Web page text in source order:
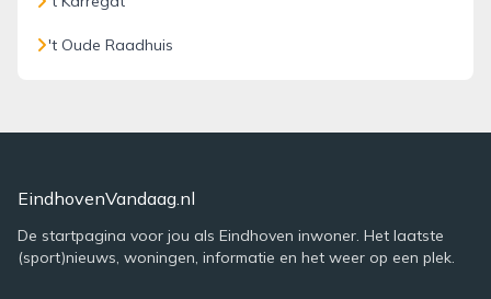
't Oude Raadhuis
EindhovenVandaag.nl
De startpagina voor jou als Eindhoven inwoner. Het laatste
(sport)nieuws, woningen, informatie en het weer op een plek.